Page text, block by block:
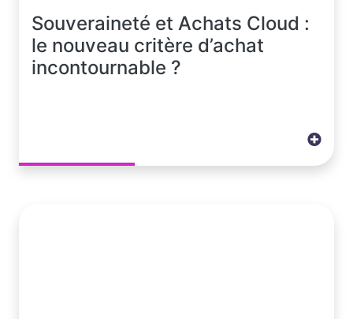
Souveraineté et Achats Cloud :
le nouveau critère d’achat
incontournable ?